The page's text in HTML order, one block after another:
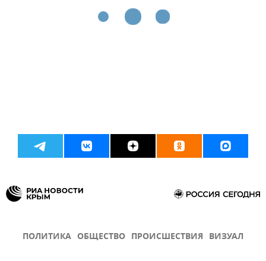
ПОЛИТИКА ОБЩЕСТВО ПРОИСШЕСТВИЯ ВИЗУАЛ